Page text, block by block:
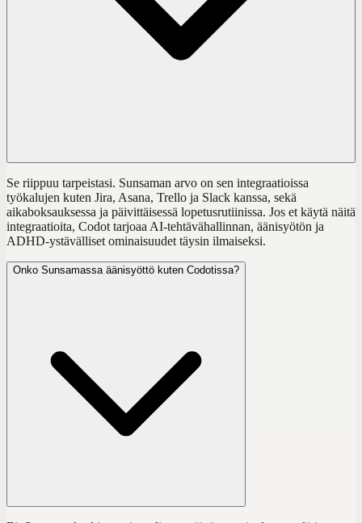
Se riippuu tarpeistasi. Sunsaman arvo on sen integraatioissa
työkalujen kuten Jira, Asana, Trello ja Slack kanssa, sekä
aikaboksauksessa ja päivittäisessä lopetusrutiinissa. Jos et käytä näitä
integraatioita, Codot tarjoaa AI-tehtävähallinnan, äänisyötön ja
ADHD-ystävälliset ominaisuudet täysin ilmaiseksi.
Onko Sunsamassa äänisyöttö kuten Codotissa?